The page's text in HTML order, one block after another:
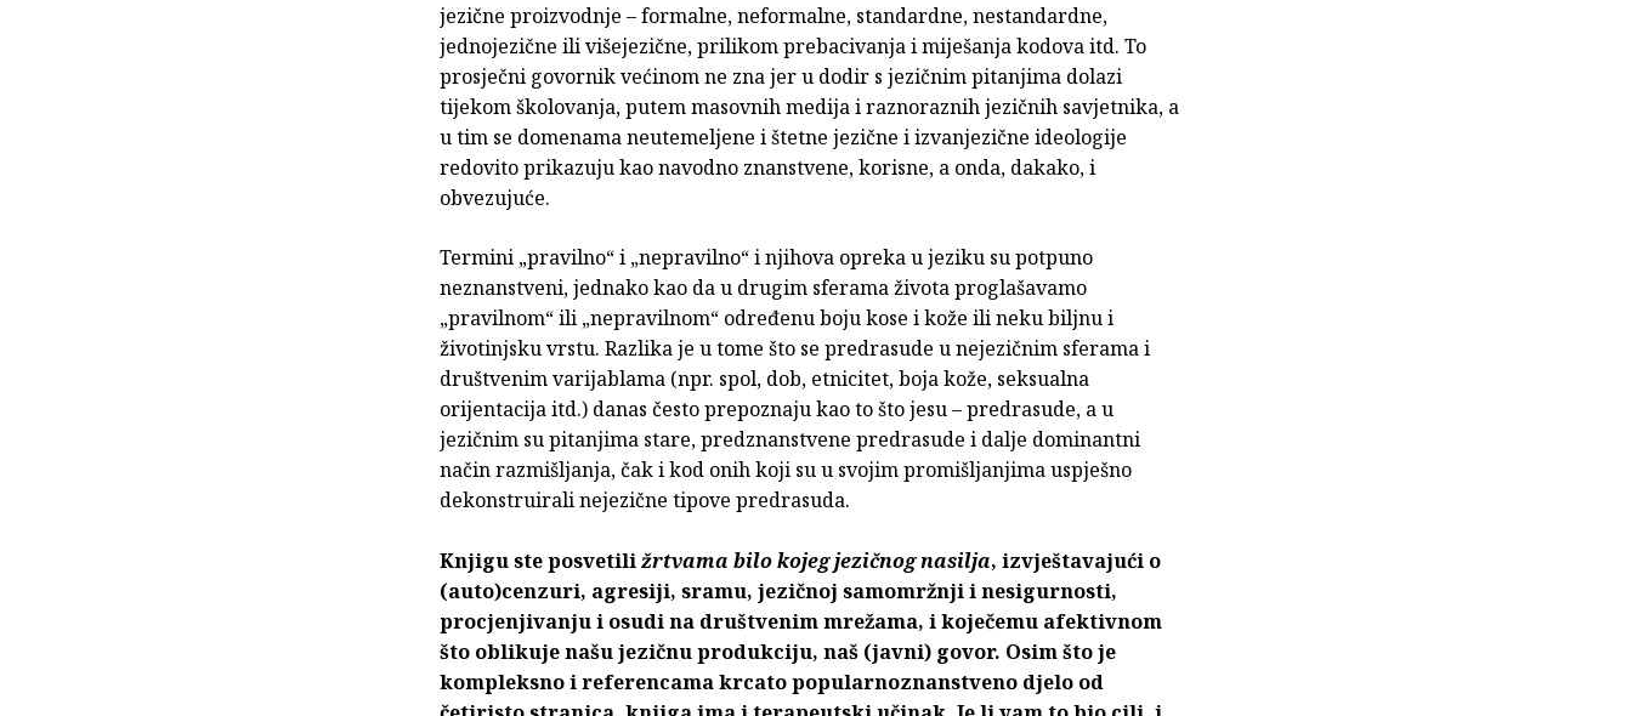
jezične proizvodnje – formalne, neformalne, standardne, nestandardne,
jednojezične ili višejezične, prilikom prebacivanja i miješanja kodova itd. To
prosječni govornik većinom ne zna jer u dodir s jezičnim pitanjima dolazi
tijekom školovanja, putem masovnih medija i raznoraznih jezičnih savjetnika, a
u tim se domenama neutemeljene i štetne jezične i izvanjezične ideologije
redovito prikazuju kao navodno znanstvene, korisne, a onda, dakako, i
obvezujuće.
Termini „pravilno“ i „nepravilno“ i njihova opreka u jeziku su potpuno
neznanstveni, jednako kao da u drugim sferama života proglašavamo
„pravilnom“ ili „nepravilnom“ određenu boju kose i kože ili neku biljnu i
životinjsku vrstu. Razlika je u tome što se predrasude u nejezičnim sferama i
društvenim varijablama (npr. spol, dob, etnicitet, boja kože, seksualna
orijentacija itd.) danas često prepoznaju kao to što jesu – predrasude, a u
jezičnim su pitanjima stare, predznanstvene predrasude i dalje dominantni
način razmišljanja, čak i kod onih koji su u svojim promišljanjima uspješno
dekonstruirali nejezične tipove predrasuda.
Knjigu ste posvetiližrtvama bilo kojeg jezičnog nasilja, izvještavajući o
(auto)cenzuri, agresiji, sramu, jezičnoj samomržnji i nesigurnosti,
procjenjivanju i osudi na društvenim mrežama, i koječemu afektivnom
što oblikuje našu jezičnu produkciju, naš (javni) govor. Osim što je
kompleksno i referencama krcato popularnoznanstveno djelo od